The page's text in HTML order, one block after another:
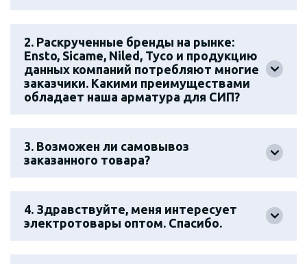
2. Раскрученные бренды на рынке:
Ensto, Sicame, Niled, Tyco и продукцию
данных компаний потребляют многие
заказчики. Какими преимуществами
обладает наша арматура для СИП?
3. Возможен ли самовывоз
заказанного товара?
4. Здравствуйте, меня интересует
электротовары оптом. Спасибо.